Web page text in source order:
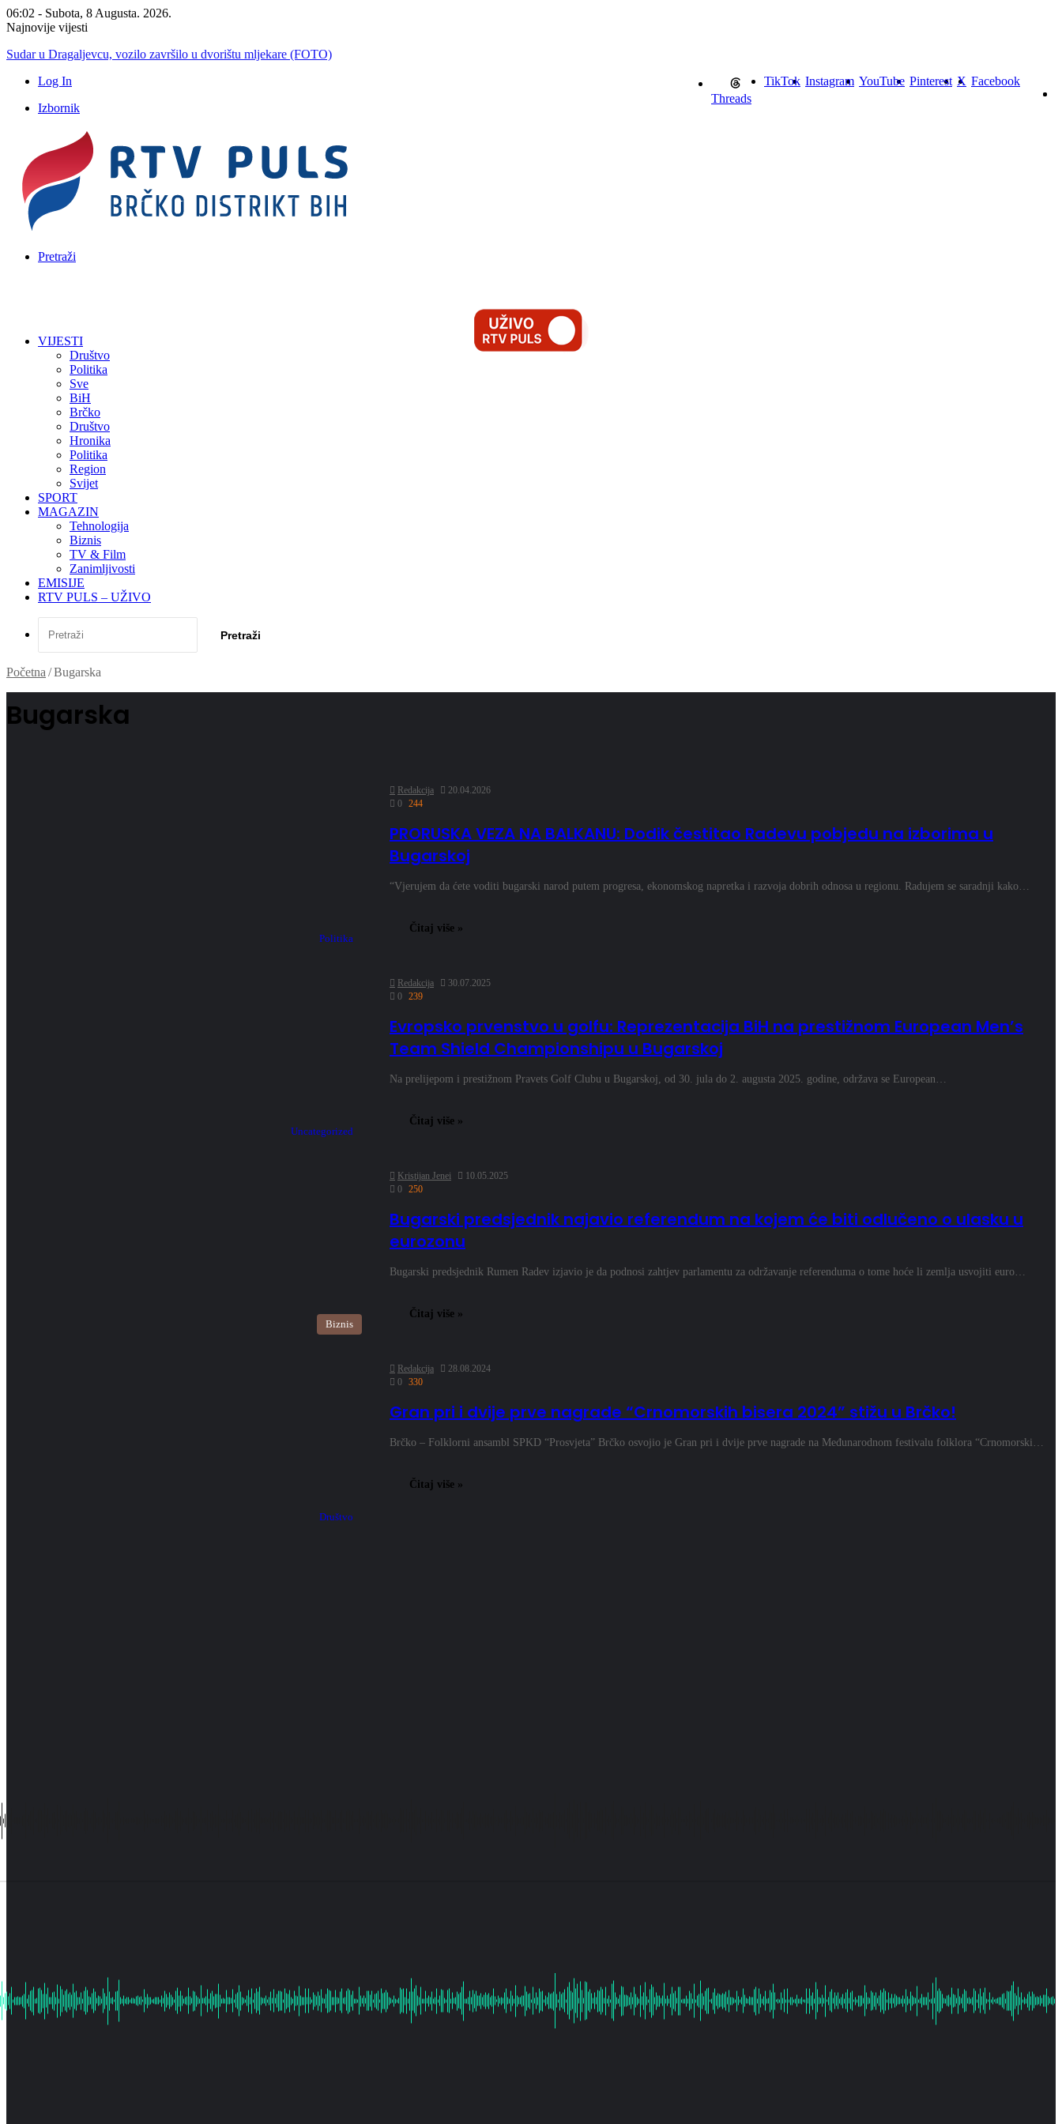
06:02 - Subota, 8 Augusta. 2026.
Najnovije vijesti
Mali Aleksej iz Teslića, prijevremeno rođena beba, dobio životnu bitku na UKC-u Srpske
Facebook
X
Pinterest
YouTube
Instagram
TikTok
Threads
Log In
Izbornik
Pretraži
VIJESTI
Društvo
Politika
Sve
BiH
Brčko
Društvo
Hronika
Politika
Region
Svijet
SPORT
MAGAZIN
Tehnologija
Biznis
TV & Film
Zanimljivosti
EMISIJE
RTV PULS – UŽIVO
Pretraži
Početna /Bugarska
Bugarska
Politika
Redakcija
20.04.2026
0 244
PRORUSKA VEZA NA BALKANU: Dodik čestitao Radevu pobjedu na izborima u
Bugarskoj
“Vjerujem da ćete voditi bugarski narod putem progresa, ekonomskog napretka i razvoja dobrih odnosa u regionu. Radujem se saradnji kako…
Čitaj više »
Uncategorized
Redakcija
30.07.2025
0 239
Evropsko prvenstvo u golfu: Reprezentacija BiH na prestižnom European Men’s
Team Shield Championshipu u Bugarskoj
Na prelijepom i prestižnom Pravets Golf Clubu u Bugarskoj, od 30. jula do 2. augusta 2025. godine, održava se European…
Čitaj više »
Biznis
Kristijan Jenei
10.05.2025
0 250
Bugarski predsjednik najavio referendum na kojem će biti odlučeno o ulasku u
eurozonu
Bugarski predsjednik Rumen Radev izjavio je da podnosi zahtjev parlamentu za održavanje referenduma o tome hoće li zemlja usvojiti euro…
Čitaj više »
Društvo
Redakcija
28.08.2024
0 330
Gran pri i dvije prve nagrade “Crnomorskih bisera 2024” stižu u Brčko!
Brčko – Folklorni ansambl SPKD “Prosvjeta” Brčko osvojio je Gran pri i dvije prve nagrade na Međunarodnom festivalu folklora “Crnomorski…
Čitaj više »